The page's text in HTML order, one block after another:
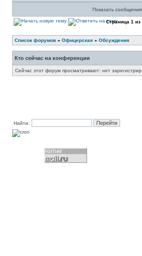
Показать сообщения
Страница 1 из
Список форумов » Офицерская » Обсуждения
Кто сейчас на конференции
Сейчас этот форум просматривают: нет
Найти: